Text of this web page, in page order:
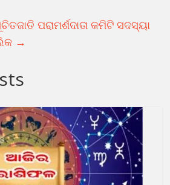
ପରାମର୍ଶଦାତା କମିଟି ସଦସ୍ୟା
→